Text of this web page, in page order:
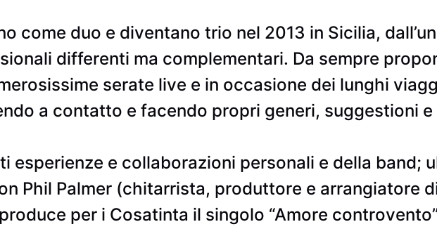
come duo e diventano trio nel 2013 in Sicilia,
differenti ma complementari. Da sempre
serate live e in occasione dei lunghi
a contatto e facendo propri generi, suggestioni
esperienze e collaborazioni personali e della band;
Phil Palmer (chitarrista, produttore e arrangiatore
per i Cosatinta il singolo “Amore